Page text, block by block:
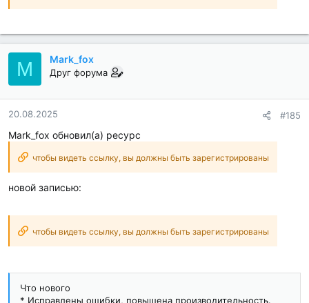
M Mark_fox
Друг форума
20.08.2025 #185
Mark_fox обновил(а) ресурс
чтобы видеть ссылку, вы должны быть зарегистрированы
новой записью:
чтобы видеть ссылку, вы должны быть зарегистрированы
Что нового
* Исправлены ошибки, повышена производительность.